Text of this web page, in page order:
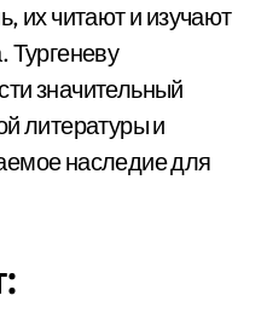
их читают и изучают
Тургеневу
значительный
литературы и
наследие для